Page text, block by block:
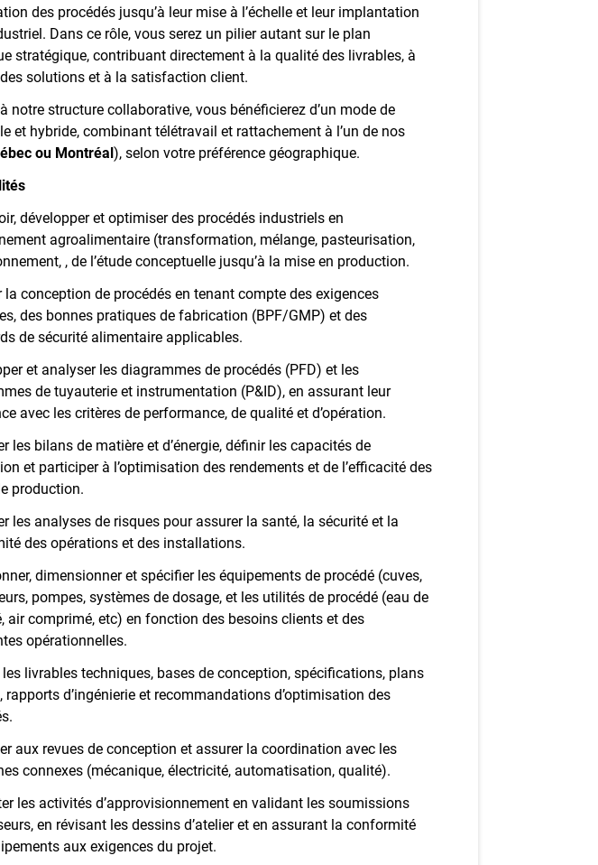
des procédés jusqu’à leur mise à l’échelle et leur implantation
Dans ce rôle, vous serez un pilier autant sur le plan
stratégique, contribuant directement à la qualité des livrables, à
solutions et à la satisfaction client.
notre structure collaborative, vous bénéficierez d’un mode de
et hybride, combinant télétravail et rattachement à l’un de nos
ou Montréal), selon votre préférence géographique.
développer et optimiser des procédés industriels en
agroalimentaire (transformation, mélange, pasteurisation,
, de l’étude conceptuelle jusqu’à la mise en production.
la conception de procédés en tenant compte des exigences
des bonnes pratiques de fabrication (BPF/GMP) et des
de sécurité alimentaire applicables.
et analyser les diagrammes de procédés (PFD) et les
de tuyauterie et instrumentation (P&ID), en assurant leur
avec les critères de performance, de qualité et d’opération.
les bilans de matière et d’énergie, définir les capacités de
et participer à l’optimisation des rendements et de l’efficacité des
production.
les analyses de risques pour assurer la santé, la sécurité et la
des opérations et des installations.
dimensionner et spécifier les équipements de procédé (cuves,
pompes, systèmes de dosage, et les utilités de procédé (eau de
air comprimé, etc) en fonction des besoins clients et des
opérationnelles.
les livrables techniques, bases de conception, spécifications, plans
rapports d’ingénierie et recommandations d’optimisation des
aux revues de conception et assurer la coordination avec les
connexes (mécanique, électricité, automatisation, qualité).
les activités d’approvisionnement en validant les soumissions
en révisant les dessins d’atelier et en assurant la conformité
aux exigences du projet.